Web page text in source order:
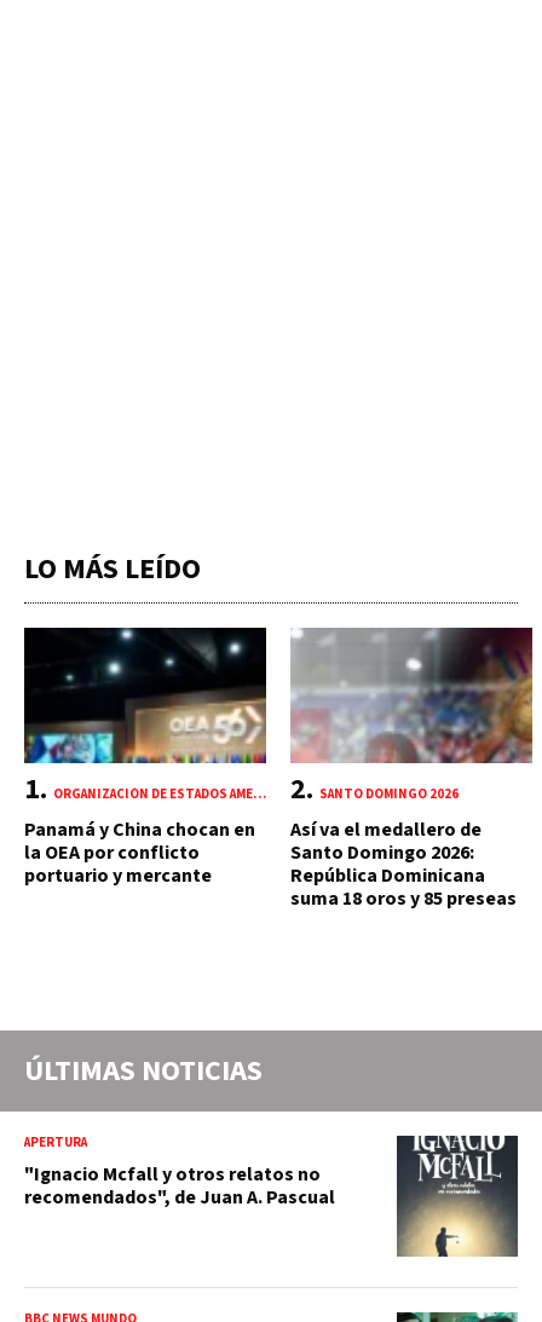
LO MÁS LEÍDO
ORGANIZACIÓN DE ESTADOS AMERICANOS (OEA)
Panamá y China chocan en
la OEA por conflicto
portuario y mercante
SANTO DOMINGO 2026
Así va el medallero de
Santo Domingo 2026:
República Dominicana
suma 18 oros y 85 preseas
ÚLTIMAS NOTICIAS
APERTURA
"Ignacio Mcfall y otros relatos no
recomendados", de Juan A. Pascual